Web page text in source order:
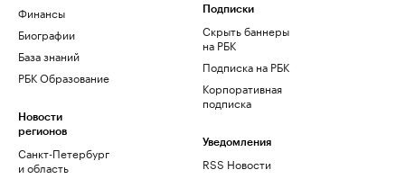
Финансы
Биографии
База знаний
РБК Образование
Новости
регионов
Санкт-Петербург
и область
Подписки
Скрыть баннеры
на РБК
Подписка на РБК
Корпоративная
подписка
Уведомления
RSS Новости